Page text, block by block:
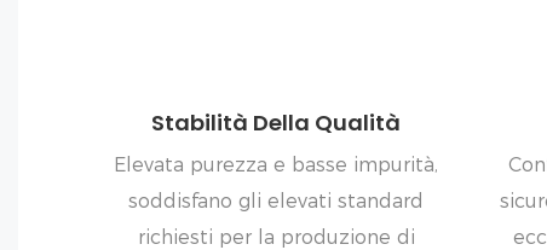
Stabilità Della Qualità
Elevata purezza e basse impurità,
soddisfano gli elevati standard
richiesti per la produzione di